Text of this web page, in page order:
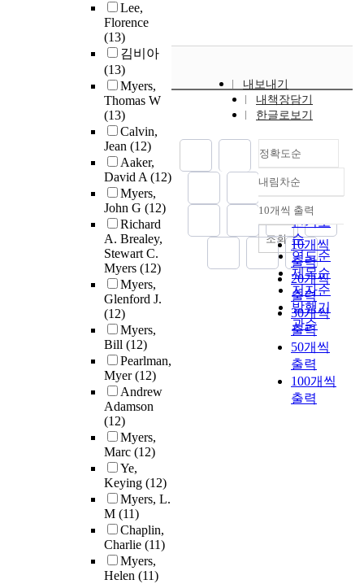
Lee,
Florence
(13)
김비아
(13)
Myers,
Thomas W
(13)
Calvin,
Jean (12)
Aaker,
David A(12)
Myers,
John G (12)
Richard
A. Brealey,
Stewart C.
Myers (12)
Myers,
Glenford J.
(12)
Myers,
Bill (12)
Pearlman,
Myer(12)
Andrew
Adamson
(12)
Myers,
Marc (12)
Ye,
Keying (12)
Myers, L.
M (11)
Chaplin,
Charlie (11)
Myers,
Helen (11)
내보내기
내책장담기
한글로보기
정확도순
정확도
순
인기도
순
연도순
제목순
저자순
발행기
관순
내림차순
내림차순
10개씩 출력
10개씩
출력
20개씩
출력
30개씩
출력
50개씩
출력
100개씩
출력
조회